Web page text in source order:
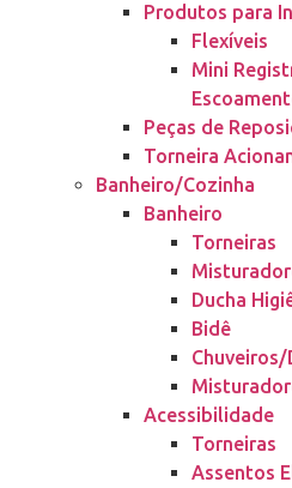
Produtos para
Flexíveis
Mini
Peças de
Torneira
Banheiro/Cozinha
Banheiro
Torneiras
Ducha
Bidê
Chuveiros/
Acessibilidade
Torneiras
Assentos